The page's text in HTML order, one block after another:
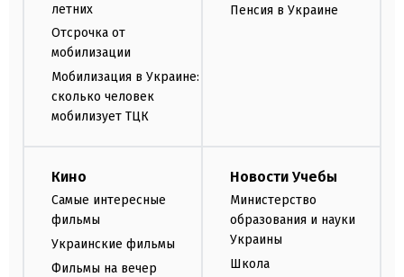
летних
Отсрочка от
мобилизации
Мобилизация в Украине:
сколько человек
мобилизует ТЦК
Пенсия в Украине
Кино
Самые интересные
фильмы
Украинские фильмы
Фильмы на вечер
Новости Учебы
Министерство
образования и науки
Украины
Школа